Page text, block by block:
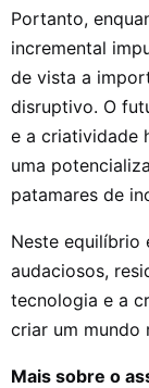
Portanto,
incremental
de vista a
disruptivo. O
e a criatividade
uma
patamares de
Neste equilíbrio
audaciosos,
tecnologia e a
criar um mundo
Mais sobre o